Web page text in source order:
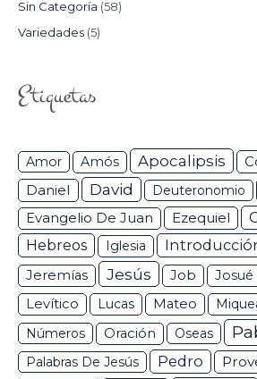
Sin Categoría (58)
Variedades (5)
Etiquetas
Amor Amós Apocalipsis
Daniel David Deuteronomio
Evangelio De Juan Ezequiel
Hebreos
Iglesia
Jeremías Jesús Job Josué
Levítico
Lucas Mateo
Números Oración Oseas
Palabras De Jesús Pedro